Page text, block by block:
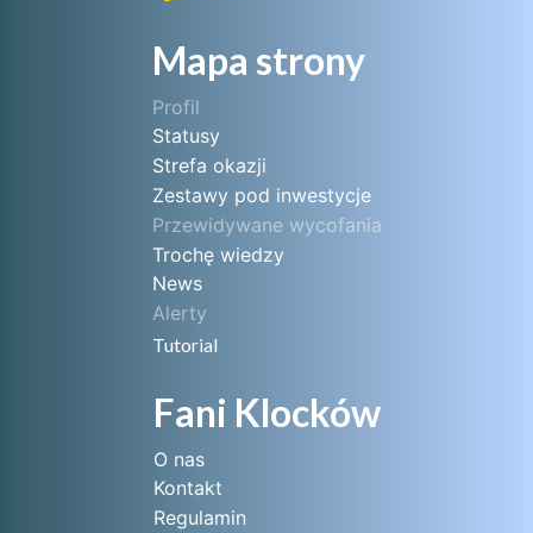
Mapa strony
Profil
Statusy
Strefa okazji
Zestawy pod inwestycje
Przewidywane wycofania
Trochę wiedzy
News
Alerty
Tutorial
Fani Klocków
O nas
Kontakt
Regulamin